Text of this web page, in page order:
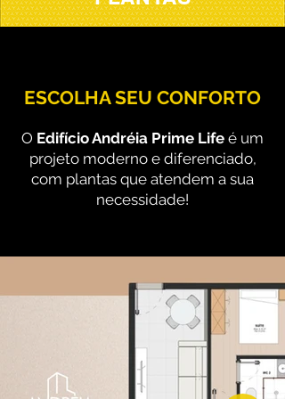
ESCOLHA SEU CONFORTO
O Edifício Andréia Prime Life é um
projeto moderno e diferenciado,
com plantas que atendem a sua
necessidade!